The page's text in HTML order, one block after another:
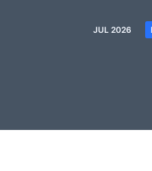
JUL 2026